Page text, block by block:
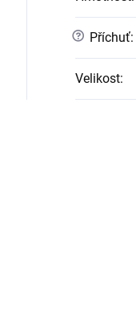
? Příchuť:
Velikost: